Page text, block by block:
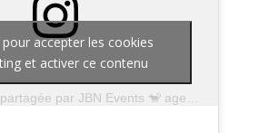
pour accepter les cookies
et activer ce contenu